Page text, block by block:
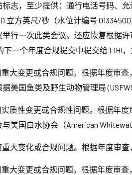
志，至少提供：通行电话号码、
立方英尺/秒（水位计编号
行一次此类会议。还应恢复根据
下一个年度合规提交中提交给 LIHI
大变更或合规问题。根据年度审
美国鱼类及野生动物管理局
质性变更或合规性问题。根据年
美国白水协会（American
大变化或合规问题。根据年度审
大变更或合规问题。根据年度审